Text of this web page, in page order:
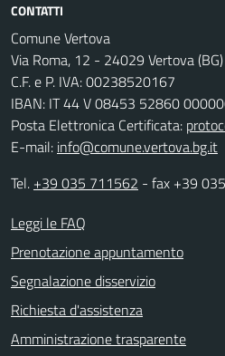
CONTATTI
Comune Vertova
Via Roma, 12 - 24029 Vertova (BG)
C.F. e P. IVA: 00238520167
IBAN: IT 44 V 08453 52860
Posta Elettronica Certificata:
E-mail: info@comune.vertova.bg.it
Tel. +39 035 711562 - fax +39
Leggi le FAQ
Prenotazione appuntamento
Segnalazione disservizio
Richiesta d'assistenza
Amministrazione trasparente